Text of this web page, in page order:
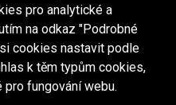
informace
údajů (GDPR)
pro analytické a
na odkaz "Podrobné
cookies nastavit podle
k těm typům cookies,
fungování webu.